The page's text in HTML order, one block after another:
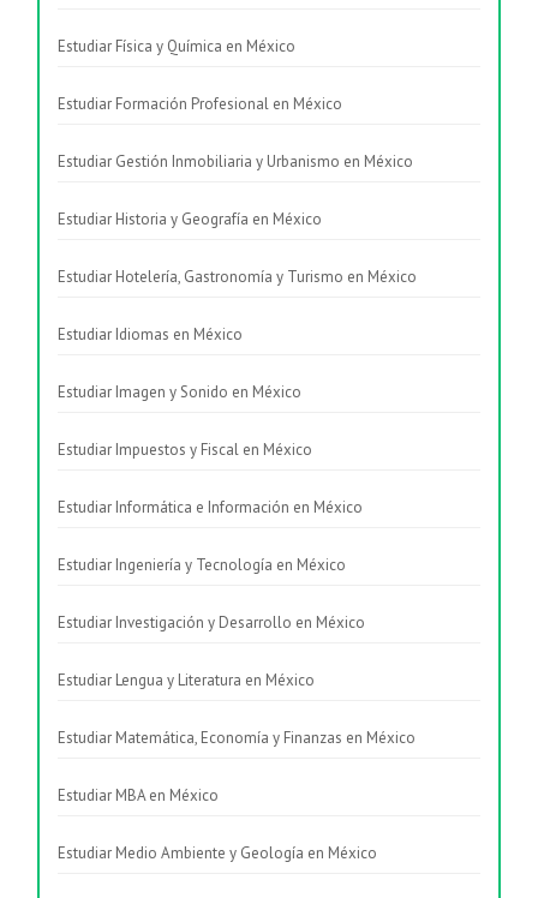
Estudiar Física y Química en México
Estudiar Formación Profesional en México
Estudiar Gestión Inmobiliaria y Urbanismo en México
Estudiar Historia y Geografía en México
Estudiar Hotelería, Gastronomía y Turismo en México
Estudiar Idiomas en México
Estudiar Imagen y Sonido en México
Estudiar Impuestos y Fiscal en México
Estudiar Informática e Información en México
Estudiar Ingeniería y Tecnología en México
Estudiar Investigación y Desarrollo en México
Estudiar Lengua y Literatura en México
Estudiar Matemática, Economía y Finanzas en México
Estudiar MBA en México
Estudiar Medio Ambiente y Geología en México